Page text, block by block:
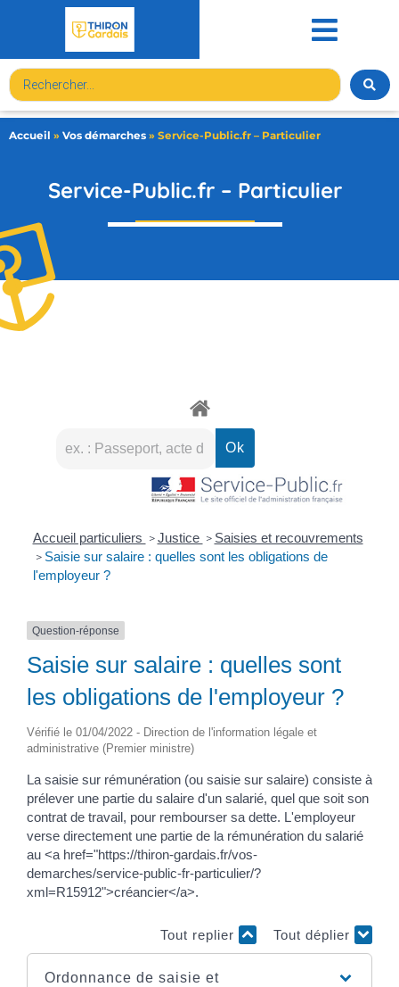
Accueil » Vos démarches » Service-Public.fr – Particulier
Service-Public.fr – Particulier
Accueil particuliers > Justice > Saisies et recouvrements
> Saisie sur salaire : quelles sont les obligations de
l'employeur ?
Question-réponse
Saisie sur salaire : quelles sont
les obligations de l'employeur ?
Vérifié le 01/04/2022 - Direction de l'information légale et
administrative (Premier ministre)
La saisie sur rémunération (ou saisie sur salaire) consiste à
prélever une partie du salaire d'un salarié, quel que soit son
contrat de travail, pour rembourser sa dette. L'employeur
verse directement une partie de la rémunération du salarié
au <a href="https://thiron-gardais.fr/vos-
demarches/service-public-fr-particulier/?
xml=R15912">créancier</a>.
Tout replier Tout déplier
Ordonnance de saisie et